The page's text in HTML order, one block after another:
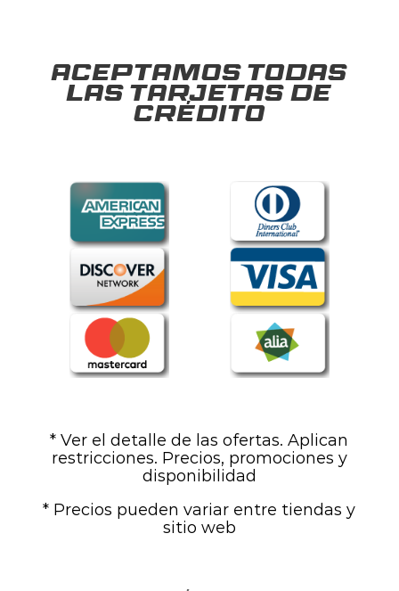
Aceptamos todas
las tarjetas de
crédito
* Ver el detalle de las ofertas. Aplican
restricciones. Precios, promociones y
disponibilidad
* Precios pueden variar entre tiendas y
sitio web